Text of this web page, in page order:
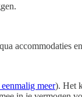
accommodaties
meer). Het